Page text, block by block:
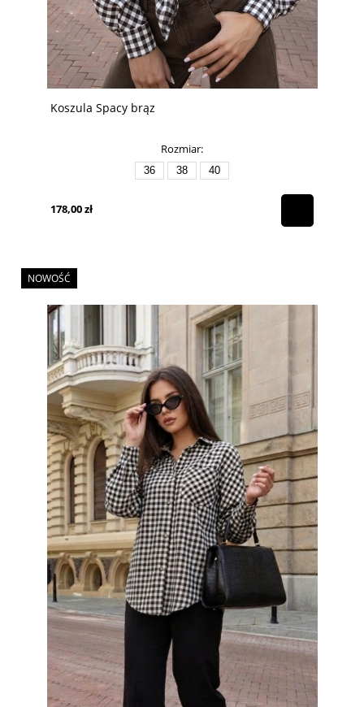
Koszula Spacy brąz
Rozmiar:
36 38 40
178,00 zł
NOWOŚĆ